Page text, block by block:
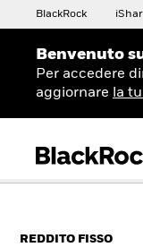
BlackRock
Benvenuto
Per accedere
aggiornare
la
REDDITO FISSO